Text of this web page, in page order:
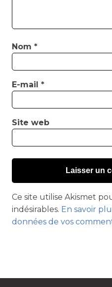
Nom *
E-mail *
Site web
Ce site utilise Akismet
indésirables. En savoir
données de vos